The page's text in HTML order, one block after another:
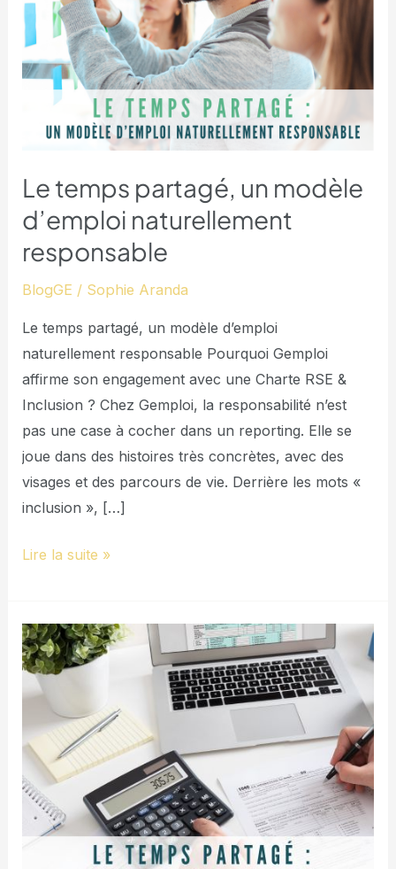
Le temps partagé, un modèle
d’emploi naturellement
responsable​
BlogGE / Sophie Aranda
Le temps partagé, un modèle d’emploi
naturellement responsable Pourquoi Gemploi
affirme son engagement avec une Charte RSE &
Inclusion ? Chez Gemploi, la responsabilité n’est
pas une case à cocher dans un reporting. Elle se
joue dans des histoires très concrètes, avec des
visages et des parcours de vie. Derrière les mots «
inclusion », […]
d’emploi
naturellement
responsable​
Lire la suite »
Préparez
2026
en
sécurisant
bilan
comptable